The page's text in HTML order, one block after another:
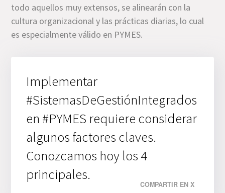
todo aquellos muy extensos, se alinearán con la
cultura organizacional y las prácticas diarias, lo cual
es especialmente válido en PYMES.
Implementar
#SistemasDeGestiónIntegrados
en #PYMES requiere considerar
algunos factores claves.
Conozcamos hoy los 4
principales.
COMPARTIR EN X